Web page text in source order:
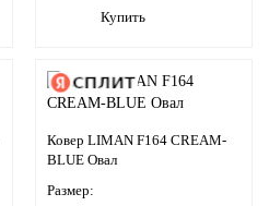
Купить
Ковер LIMAN F164 CREAM-
BLUE Овал
Размер: